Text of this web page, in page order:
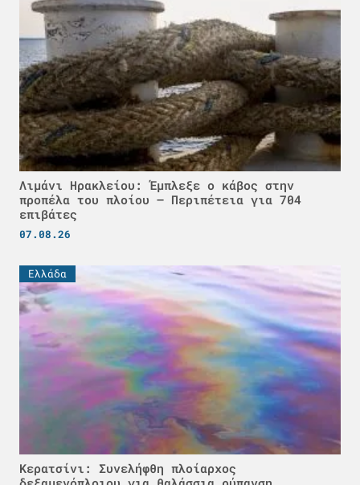
Λιμάνι Ηρακλείου: Έμπλεξε ο κάβος στην
προπέλα του πλοίου – Περιπέτεια για 704
επιβάτες
07.08.26
Ελλάδα
Κερατσίνι: Συνελήφθη πλοίαρχος